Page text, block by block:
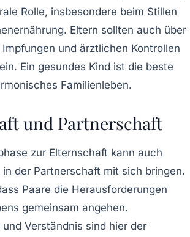
Rolle, insbesondere beim Stillen
Eltern sollten auch über
und ärztlichen Kontrollen
Ein gesundes Kind ist die beste
Familienleben.
und Partnerschaft
zur Elternschaft kann auch
in der Partnerschaft mit sich bringen.
Paare die Herausforderungen
gemeinsam angehen.
und Verständnis sind hier der